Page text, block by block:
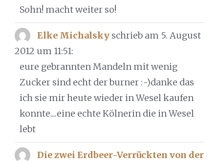
Sohn! macht weiter so!
Elke Michalsky schrieb am 5. August
2012 um 11:51:
eure gebrannten Mandeln mit wenig
Zucker sind echt der burner :-)danke das
ich sie mir heute wieder in Wesel kaufen
konnte....eine echte Kölnerin die in Wesel
lebt
Die zwei Erdbeer-Verrückten von der